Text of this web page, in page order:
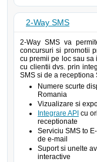
2-Way SMS
2-Way SMS va
concursuri si promotii
cu premii pe loc sau sa
cu clientii dvs. prin
SMS si de a receptiona
Numere scurte
Romania
Vizualizare si
Integrare API cu
receptionate
Serviciu SMS to
de e-mail
Suport si unelte
interactive